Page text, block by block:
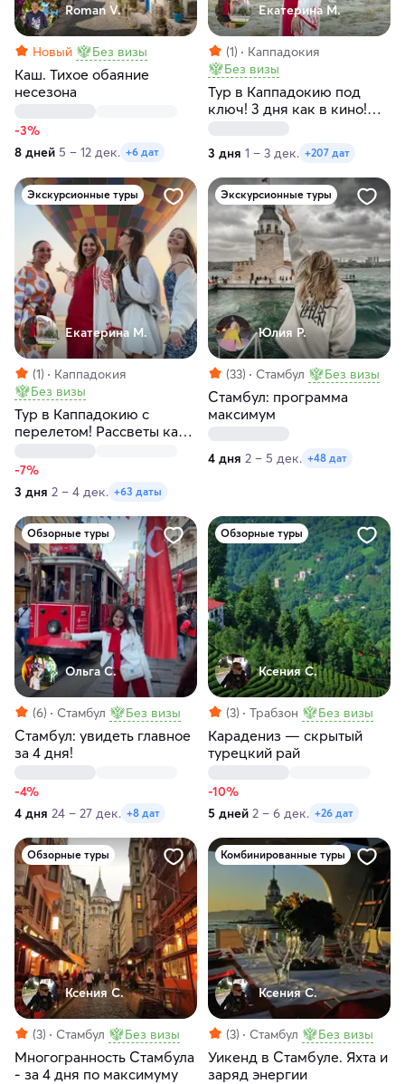
Roman V.
Новый Без визы
Каш. Тихое обаяние
несезона
-3%
8 дней 5 – 12 дек. +6 дат
Екатерина М.
(1)
Каппадокия
Без визы
Тур в Каппадокию под
ключ! 3 дня как в кино!
3 дня 1 – 3 дек. +207 дат
Экскурсионные туры
Екатерина М.
(1)
Каппадокия
Без визы
Тур в Каппадокию с
перелетом! Рассветы как
-7%
3 дня 2 – 4 дек. +63 даты
Экскурсионные туры
Юлия Р.
(33) Стамбул Без визы
Стамбул: программа
максимум
4 дня 2 – 5 дек. +48 дат
Обзорные туры
Ольга С.
(6) Стамбул Без визы
Стамбул: увидеть главное
за 4 дня!
-4%
4 дня 24 – 27 дек. +8 дат
Обзорные туры
Ксения С.
(3) Трабзон Без визы
Карадениз — скрытый
турецкий рай
-10%
5 дней 2 – 6 дек. +26 дат
Обзорные туры
Ксения С.
(3) Стамбул Без визы
Многогранность Стамбула
- за 4 дня по максимуму
Комбинированные туры
Ксения С.
(3) Стамбул Без визы
Уикенд в Стамбуле. Яхта и
заряд энергии